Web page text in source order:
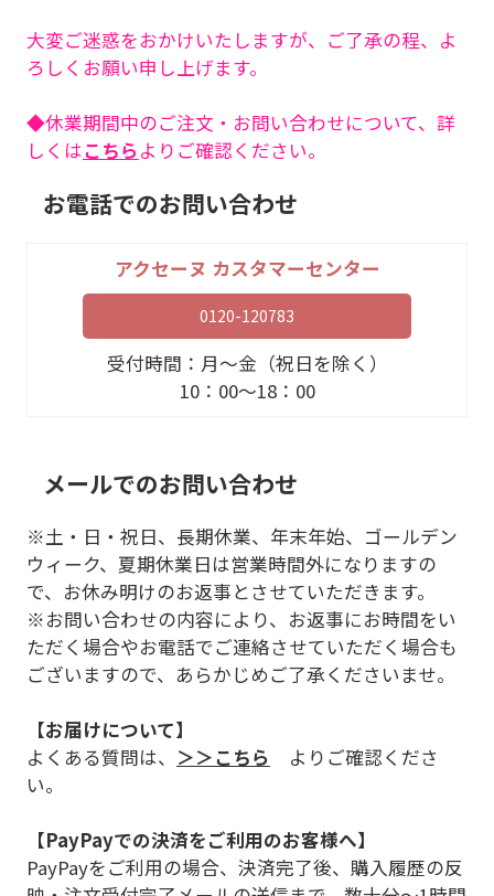
大変ご迷惑をおかけいたしますが、ご了承の程、よ
ろしくお願い申し上げます。
◆休業期間中のご注文・お問い合わせについて、詳
しくはこちら よりご確認ください。
お電話でのお問い合わせ
アクセーヌ カスタマーセンター
0120-120783
受付時間：月～金（祝日を除く）
10：00～18：00
メールでのお問い合わせ
※土・日・祝日、長期休業、年末年始、ゴールデン
ウィーク、夏期休業日は営業時間外になりますの
で、お休み明けのお返事とさせていただきます。
※お問い合わせの内容により、お返事にお時間をい
ただく場合やお電話でご連絡させていただく場合も
ございますので、あらかじめご了承くださいませ。
【お届けについて】
よくある質問は、 ＞＞こちら
よりご確認くださ
い。
【PayPayでの決済をご利用のお客様へ】
PayPayをご利用の場合、決済完了後、購入履歴の反